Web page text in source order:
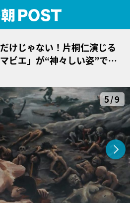
けじゃない！片桐仁演じる
ビエ」が“神々しい姿”で登
ウス＞
5/9